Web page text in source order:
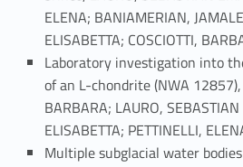
ELENA; BANIAMERIAN,
ELISABETTA; COSCIOTTI,
Laboratory investigation into
of an L-chondrite (NWA 12857),
BARBARA; LAURO,
ELISABETTA; PETTINELLI,
Multiple subglacial water